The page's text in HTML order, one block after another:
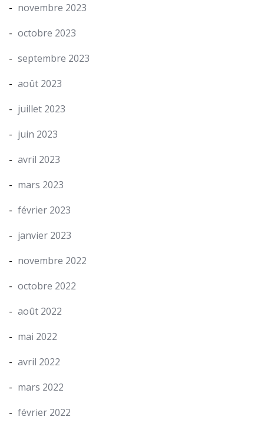
novembre 2023
octobre 2023
septembre 2023
août 2023
juillet 2023
juin 2023
avril 2023
mars 2023
février 2023
janvier 2023
novembre 2022
octobre 2022
août 2022
mai 2022
avril 2022
mars 2022
février 2022